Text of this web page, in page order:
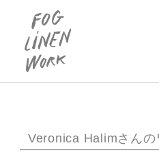
Veronica Halimさん